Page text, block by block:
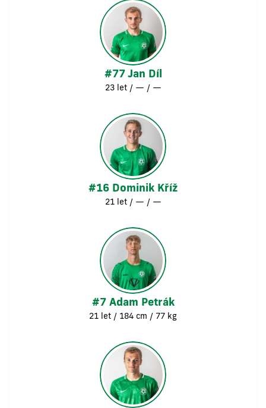
#77 Jan Díl
23 let / — / —
#16 Dominik Kříž
21 let / — / —
#7 Adam Petrák
21 let / 184 cm / 77 kg